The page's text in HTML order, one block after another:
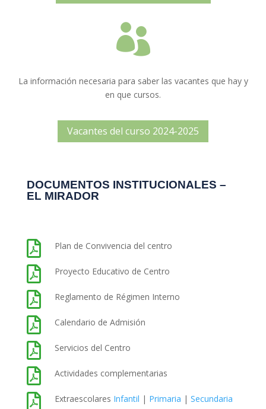

La información necesaria para saber las vacantes que hay y
en que cursos.
Vacantes del curso 2024-2025
DOCUMENTOS INSTITUCIONALES –
EL MIRADOR
 Plan de Convivencia del centro
 Proyecto Educativo de Centro
 Reglamento de Régimen Interno
 Calendario de Admisión
 Servicios del Centro
 Actividades complementarias
 Extraescolares Infantil | Primaria | Secundaria